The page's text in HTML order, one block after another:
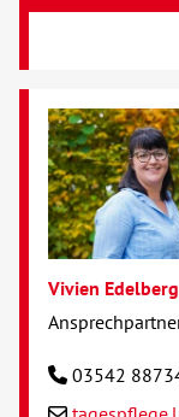
Vivien Edelberg
03542